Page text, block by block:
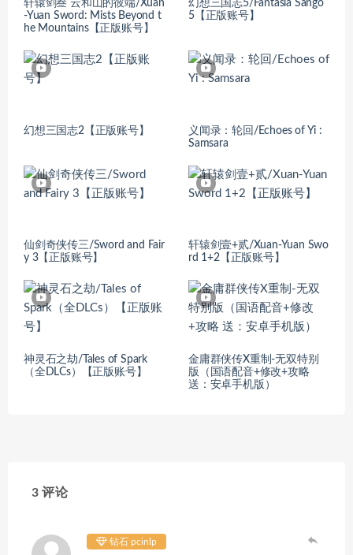
轩辕剑叁 云和山的彼端/Xuan
-Yuan Sword: Mists Beyond t
he Mountains【正版账号】
幻想三国志5/Fantasia Sango
5【正版账号】
幻想三国志2【正版账号】
义闻录：轮回/Echoes of Yi :
Samsara
仙剑奇侠传三/Sword and Fair
y 3【正版账号】
轩辕剑壹+贰/Xuan-Yuan Swo
rd 1+2【正版账号】
神灵石之劫/Tales of Spark
（全DLCs）【正版账号】
金庸群侠传X重制-无双特别
版（国语配音+修改+攻略
送：安卓手机版）
3 评论
钻石 pcinlp